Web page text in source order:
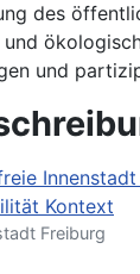
des
und
Freiburg